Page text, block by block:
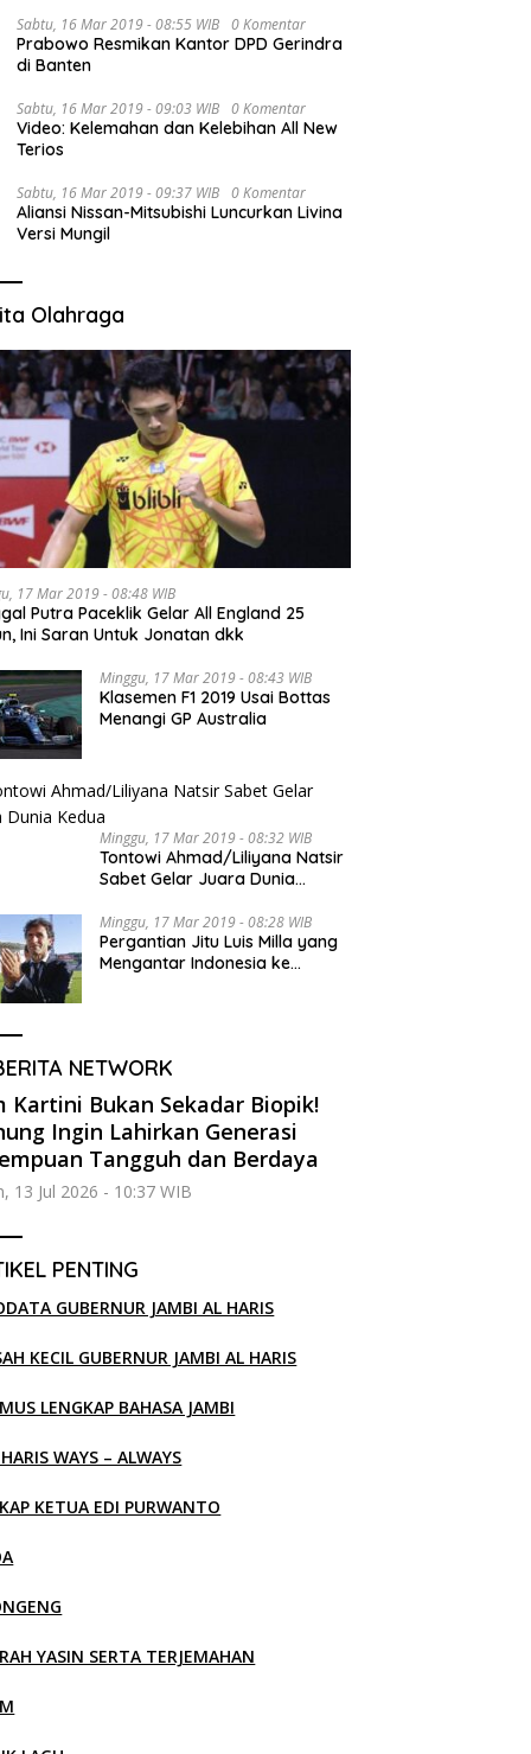
Sabtu, 16 Mar 2019 - 08:55 WIB 0 Komentar
Prabowo Resmikan Kantor DPD Gerindra
di Banten
Sabtu, 16 Mar 2019 - 09:03 WIB 0 Komentar
Video: Kelemahan dan Kelebihan All New
Terios
Sabtu, 16 Mar 2019 - 09:37 WIB 0 Komentar
Aliansi Nissan-Mitsubishi Luncurkan Livina
Versi Mungil
Olahraga
17 Mar 2019 - 08:48 WIB
Putra Paceklik Gelar All England 25
Ini Saran Untuk Jonatan dkk
Minggu, 17 Mar 2019 - 08:43 WIB
Klasemen F1 2019 Usai Bottas
Menangi GP Australia
Minggu, 17 Mar 2019 - 08:32 WIB
Tontowi Ahmad/Liliyana Natsir
Sabet Gelar Juara Dunia
Minggu, 17 Mar 2019 - 08:28 WIB
Pergantian Jitu Luis Milla yang
Mengantar Indonesia ke
NETWORK
Kartini Bukan Sekadar Biopik!
Ingin Lahirkan Generasi
Tangguh dan Berdaya
13 Jul 2026 - 10:37 WIB
PENTING
GUBERNUR JAMBI AL HARIS
KECIL GUBERNUR JAMBI AL HARIS
LENGKAP BAHASA JAMBI
WAYS – ALWAYS
KETUA EDI PURWANTO
YASIN SERTA TERJEMAHAN